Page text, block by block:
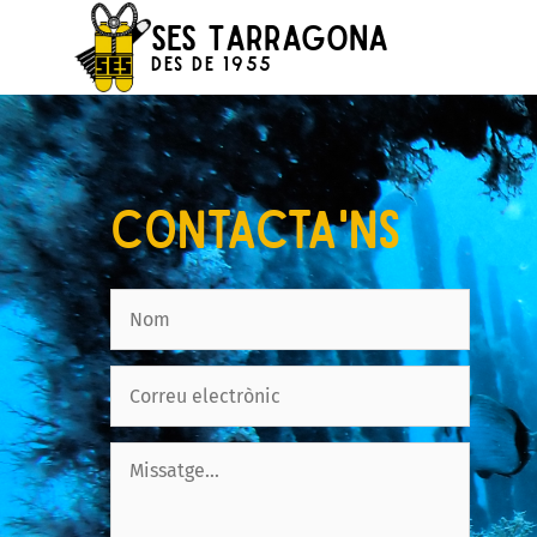
SES Tarragona
Des de 1955
CONTACTA'NS